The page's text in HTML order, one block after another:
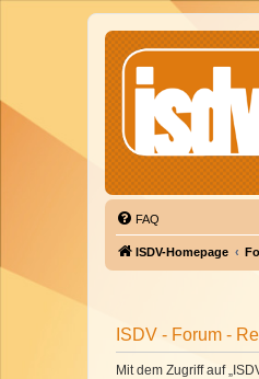
FAQ
ISDV-Homepage
ISDV - Forum -
Mit dem Zugriff auf